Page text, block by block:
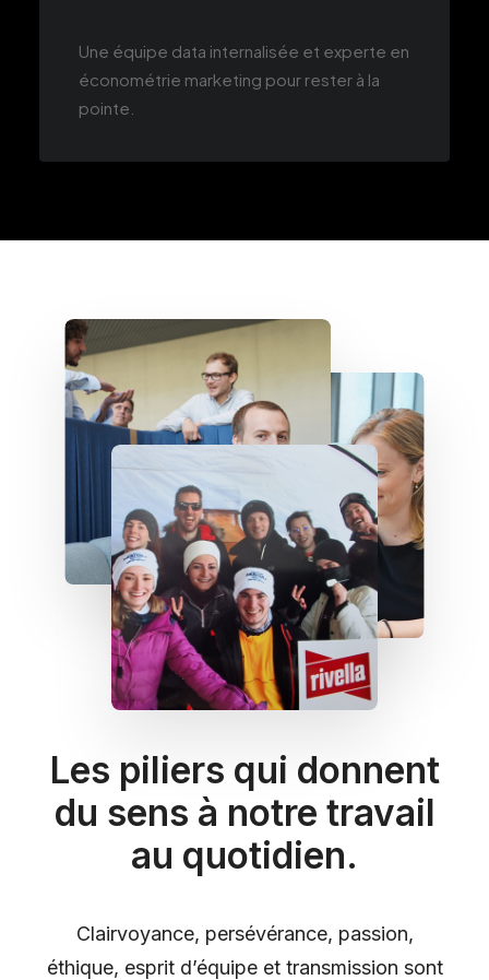
Une équipe data internalisée et experte en
économétrie marketing pour rester à la
pointe.
Les piliers qui donnent
du sens à notre travail
au quotidien.
Clairvoyance, persévérance, passion,
éthique, esprit d’équipe et transmission sont